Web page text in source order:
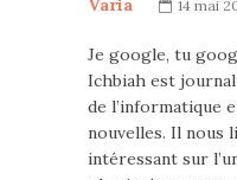
Varia
14 mai
Je google, tu
Ichbiah est
de l’informatique
nouvelles. Il nous
intéressant sur